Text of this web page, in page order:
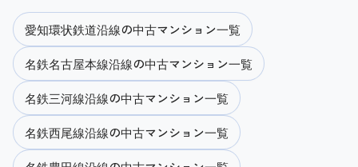
愛知環状鉄道沿線の中古マンション一覧
名鉄名古屋本線沿線の中古マンション一覧
名鉄三河線沿線の中古マンション一覧
名鉄西尾線沿線の中古マンション一覧